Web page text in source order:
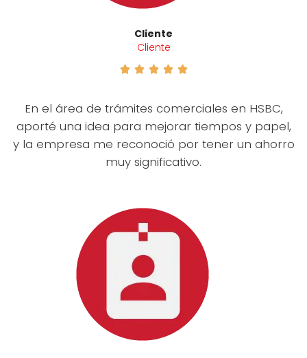
Cliente
Cliente
    
En el área de trámites comerciales en HSBC,
aporté una idea para mejorar tiempos y papel,
y la empresa me reconoció por tener un ahorro
muy significativo.